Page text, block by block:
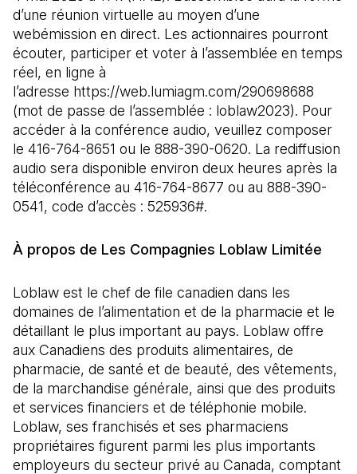
d’une réunion virtuelle au moyen d’une
webémission en direct. Les actionnaires pourront
écouter, participer et voter à l’assemblée en temps
réel, en ligne à
l’adresse https://web.lumiagm.com/290698688
(mot de passe de l’assemblée : loblaw2023). Pour
accéder à la conférence audio, veuillez composer
le 416-764-8651 ou le 888-390-0620. La rediffusion
audio sera disponible environ deux heures après la
téléconférence au 416-764-8677 ou au 888-390-
0541, code d’accès : 525936#.
À propos de Les Compagnies Loblaw Limitée
Loblaw est le chef de file canadien dans les
domaines de l’alimentation et de la pharmacie et le
détaillant le plus important au pays. Loblaw offre
aux Canadiens des produits alimentaires, de
pharmacie, de santé et de beauté, des vêtements,
de la marchandise générale, ainsi que des produits
et services financiers et de téléphonie mobile.
Loblaw, ses franchisés et ses pharmaciens
propriétaires figurent parmi les plus importants
employeurs du secteur privé au Canada, comptant